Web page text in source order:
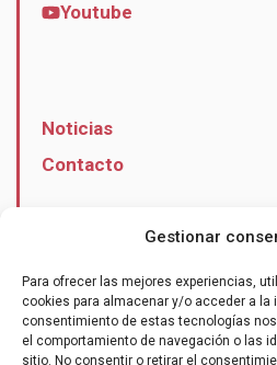
Gestionar
Para ofrecer las mejores experiencias,
cookies para almacenar y/o acceder a la
consentimiento de estas tecnologías
el comportamiento de navegación o las
sitio. No consentir o retirar el
Youtube
Noticias
Contacto
Hazte